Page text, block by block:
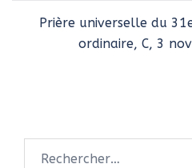
Prière universelle du
ordinaire, C, 3